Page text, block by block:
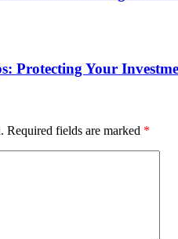
Protecting Your
Required fields are marked *